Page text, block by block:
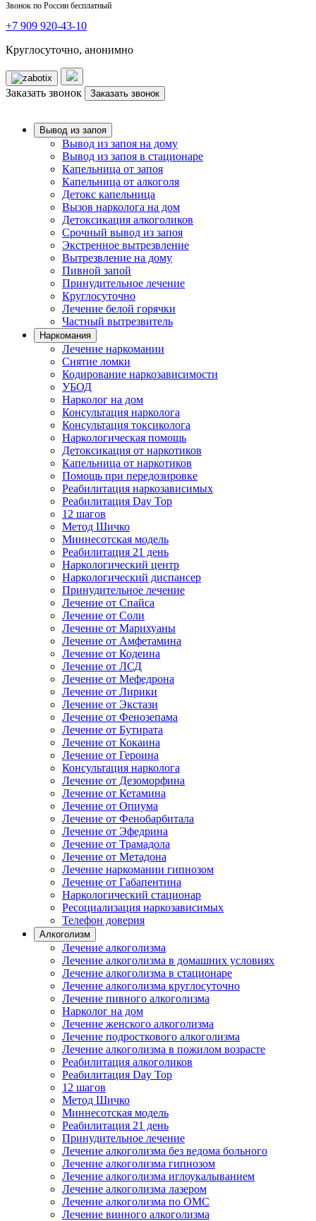
Звонок по России бесплатный
+7 909 920-43-10
Круглосуточно, анонимно
Заказать звонок Заказать звонок
Вывод из запоя
Вывод из запоя на дому
Вывод из запоя в стационаре
Капельница от запоя
Капельница от алкоголя
Детокс капельница
Вызов нарколога на дом
Детоксикация алкоголиков
Срочный вывод из запоя
Экстренное вытрезвление
Вытрезвление на дому
Пивной запой
Принудительное лечение
Круглосуточно
Лечение белой горячки
Частный вытрезвитель
Наркомания
Лечение наркомании
Снятие ломки
Кодирование наркозависимости
УБОД
Нарколог на дом
Консультация нарколога
Консультация токсиколога
Наркологическая помощь
Детоксикация от наркотиков
Капельница от наркотиков
Помощь при передозировке
Реабилитация наркозависимых
Реабилитация Day Top
12 шагов
Метод Шичко
Миннесотская модель
Реабилитация 21 день
Наркологический центр
Наркологический диспансер
Принудительное лечение
Лечение от Спайса
Лечение от Соли
Лечение от Марихуаны
Лечение от Амфетамина
Лечение от Кодеина
Лечение от ЛСД
Лечение от Мефедрона
Лечение от Лирики
Лечение от Экстази
Лечение от Фенозепама
Лечение от Бутирата
Лечение от Кокаина
Лечение от Героина
Консультация нарколога
Лечение от Дезоморфина
Лечение от Кетамина
Лечение от Опиума
Лечение от Фенобарбитала
Лечение от Эфедрина
Лечение от Трамадола
Лечение от Метадона
Лечение наркомании гипнозом
Лечение от Габапентина
Наркологический стационар
Ресоциализация наркозависимых
Телефон доверия
Алкоголизм
Лечение алкоголизма
Лечение алкоголизма в домашних условиях
Лечение алкоголизма в стационаре
Лечение алкоголизма круглосуточно
Лечение пивного алкоголизма
Нарколог на дом
Лечение женского алкоголизма
Лечение подросткового алкоголизма
Лечение алкоголизма в пожилом возрасте
Реабилитация алкоголиков
Реабилитация Day Top
12 шагов
Метод Шичко
Миннесотская модель
Реабилитация 21 день
Принудительное лечение
Лечение алкоголизма без ведома больного
Лечение алкоголизма гипнозом
Лечение алкоголизма иглоукалыванием
Лечение алкоголизма лазером
Лечение алкоголизма по ОМС
Лечение винного алкоголизма